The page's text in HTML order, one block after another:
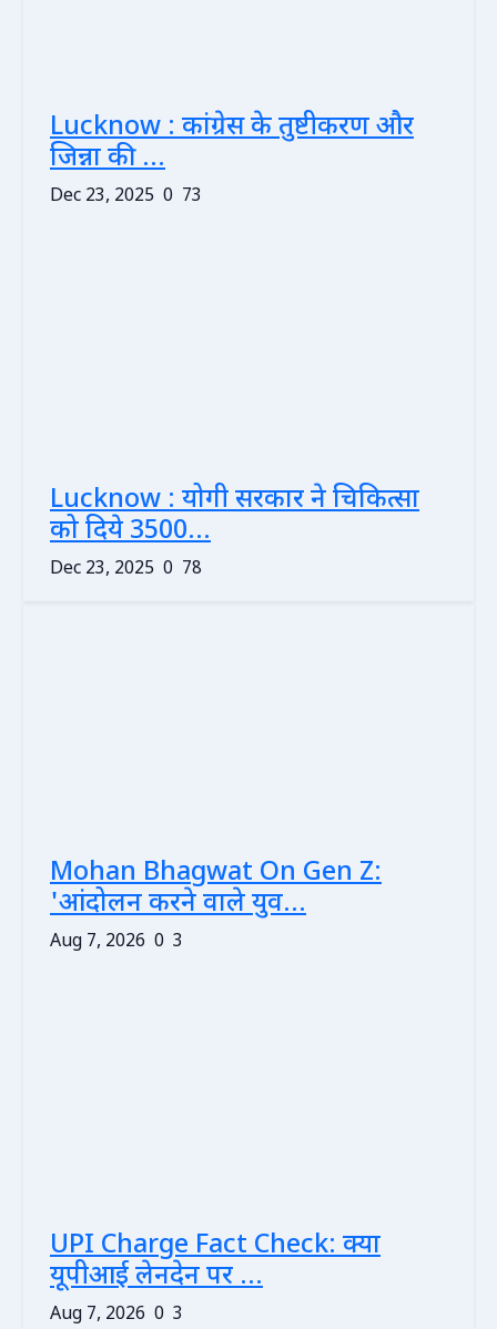
Lucknow : कांग्रेस के तुष्टीकरण और
जिन्ना की ...
Dec 23, 2025 0 73
Lucknow : योगी सरकार ने चिकित्सा
को दिये 3500...
Dec 23, 2025 0 78
Mohan Bhagwat On Gen Z:
'आंदोलन करने वाले युव...
Aug 7, 2026 0 3
UPI Charge Fact Check: क्या
यूपीआई लेनदेन पर ...
Aug 7, 2026 0 3